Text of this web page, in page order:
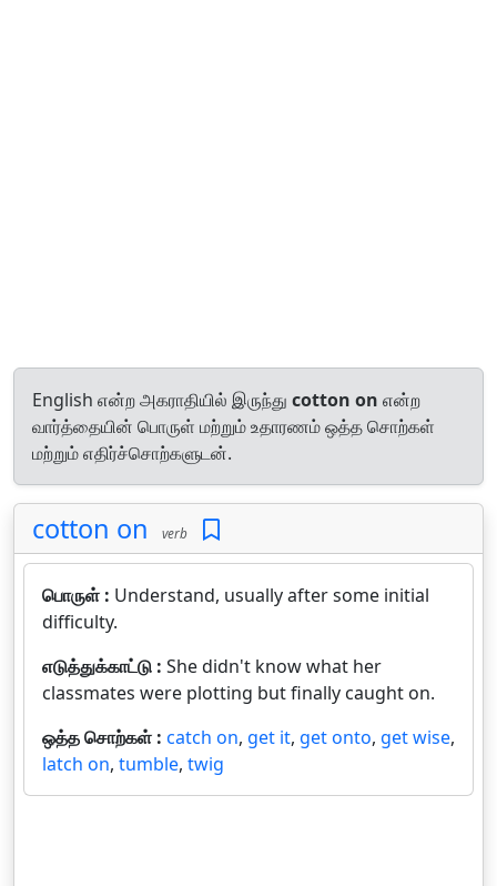
English என்ற அகராதியில் இருந்து cotton on என்ற
வார்த்தையின் பொருள் மற்றும் உதாரணம் ஒத்த சொற்கள்
மற்றும் எதிர்ச்சொற்களுடன்.
cotton on verb
பொருள் : Understand, usually after some initial
difficulty.
எடுத்துக்காட்டு : She didn't know what her
classmates were plotting but finally caught on.
ஒத்த சொற்கள் : catch on, get it, get onto, get wise,
latch on, tumble, twig